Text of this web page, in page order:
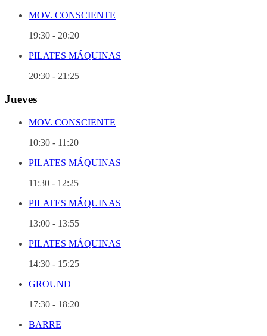
MOV. CONSCIENTE
19:30 - 20:20
PILATES MÁQUINAS
20:30 - 21:25
Jueves
MOV. CONSCIENTE
10:30 - 11:20
PILATES MÁQUINAS
11:30 - 12:25
PILATES MÁQUINAS
13:00 - 13:55
PILATES MÁQUINAS
14:30 - 15:25
GROUND
17:30 - 18:20
BARRE